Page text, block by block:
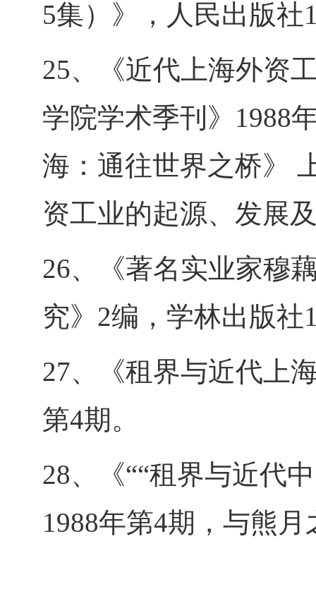
5集）》，人民出版社
25、《近代上海外资
学院学术季刊》1988
海：通往世界之桥》
资工业的起源、发展
26、《著名实业家穆
究》2编，学林出版社
27、《租界与近代上
第4期。
28、《““租界与近代
1988年第4期，与熊